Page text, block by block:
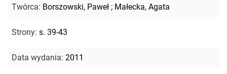
Twórca: Borszowski, Paweł ; Małecka, Agata
Strony: s. 39-43
Data wydania: 2011